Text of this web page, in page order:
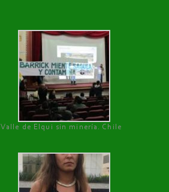
Valle de Elqui sin minería. Chile